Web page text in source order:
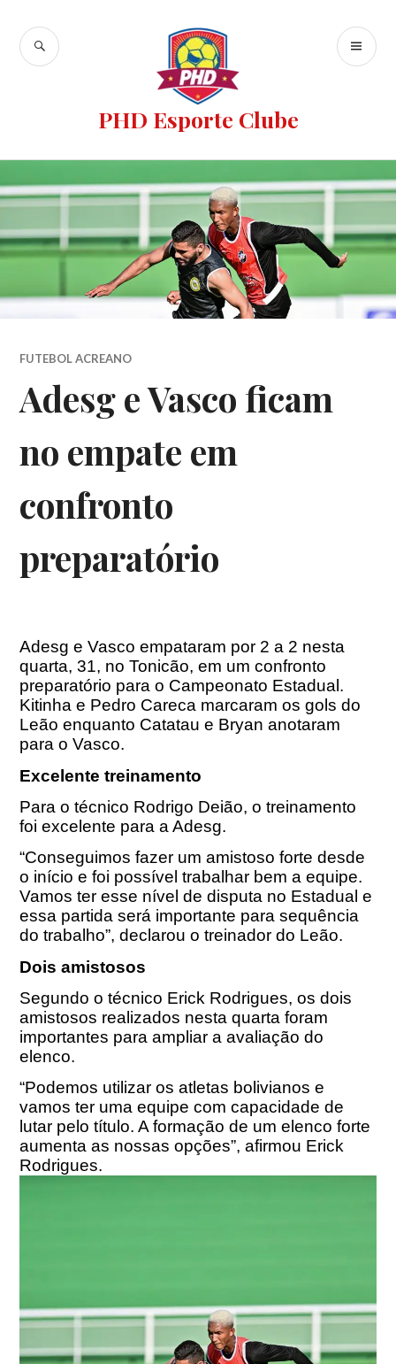
PHD Esporte Clube
FUTEBOL ACREANO
Adesg e Vasco ficam
no empate em
confronto
preparatório
Adesg e Vasco empataram por 2 a 2 nesta
quarta, 31, no Tonicão, em um confronto
preparatório para o Campeonato Estadual.
Kitinha e Pedro Careca marcaram os gols do
Leão enquanto Catatau e Bryan anotaram
para o Vasco.
Excelente treinamento
Para o técnico Rodrigo Deião, o treinamento
foi excelente para a Adesg.
“Conseguimos fazer um amistoso forte desde
o início e foi possível trabalhar bem a equipe.
Vamos ter esse nível de disputa no Estadual e
essa partida será importante para sequência
do trabalho”, declarou o treinador do Leão.
Dois amistosos
Segundo o técnico Erick Rodrigues, os dois
amistosos realizados nesta quarta foram
importantes para ampliar a avaliação do
elenco.
“Podemos utilizar os atletas bolivianos e
vamos ter uma equipe com capacidade de
lutar pelo título. A formação de um elenco forte
aumenta as nossas opções”, afirmou Erick
Rodrigues.